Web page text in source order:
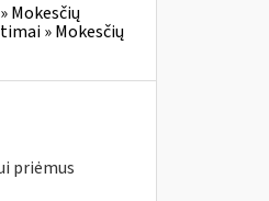
Mokesčių
» Mokesčių
priėmus